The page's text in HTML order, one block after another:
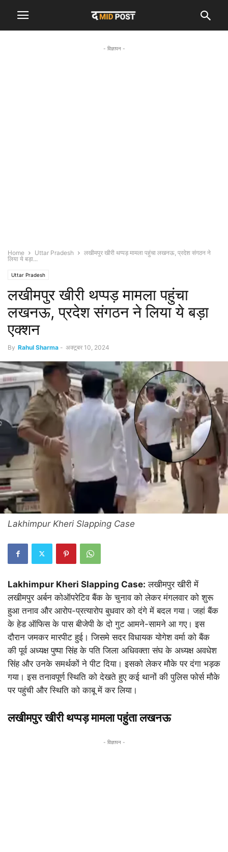
- विज्ञापन -
Home Uttar Pradesh
लखीमपुर खीरी थप्पड़ मामला पहुंचा लखनऊ, प्रदेश संगठन ने
लिया ये बड़ा...
Uttar Pradesh
लखीमपुर खीरी थप्पड़ मामला पहुंचा
लखनऊ, प्रदेश संगठन ने लिया ये बड़ा
एक्शन
By Rahul Sharma - अक्टूबर 10, 2024
Lakhimpur Kheri Slapping Case
Lakhimpur Kheri Slapping Case: लखीमपुर खीरी में
लखीमपुर अर्बन कोऑपरेटिव बैंक के चुनाव को लेकर मंगलवार को शुरू
हुआ तनाव और आरोप-प्रत्यारोप बुधवार को दंगे में बदल गया। जहां बैंक
के हेड ऑफिस के पास बीजेपी के दो गुट आमने-सामने आ गए। इस
दौरान जमकर मारपीट हुई। जिसमे सदर विधायक योगेश वर्मा को बैंक
की पूर्व अध्यक्ष पुष्पा सिंह के पति जिला अधिवक्ता संघ के अध्यक्ष अवधेश
सिंह और उनके समर्थकों ने पीट दिया। इसको लेकर मौके पर दंगा भड़क
गया। इस तनावपूर्ण स्थिति को देखते हुए कई थानों की पुलिस फोर्स मौके
पर पहुंची और स्थिति को काबू में कर लिया।
लखीमपुर खीरी थप्पड़ मामला पहुंता लखनऊ
- विज्ञापन -